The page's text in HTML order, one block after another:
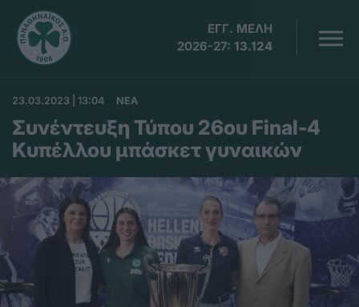
ΕΓΓ. ΜΕΛΗ
2026-27: 13.124
23.03.2023 | 13:04 ΝΕΑ
Συνέντευξη Τύπου 26ου Final-4
Κυπέλλου μπάσκετ γυναικών